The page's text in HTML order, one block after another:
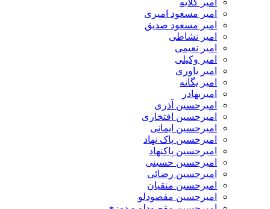
امیر گلایه
امیر مسعود امیری
امیر مسعود صدیق
امیر نشاطی
امیر نعیمی
امیر وکیلی
امیر یاوری
امیر یگانه
امیربهادر
امیرحسین آذری
امیرحسین افتخاری
امیرحسین ایمانی
امیرحسین پاک نهاد
امیرحسین پاکنهاد
امیرحسین حسینی
امیرحسین رضائی
امیرحسین متقیان
امیرحسین مقصودلو